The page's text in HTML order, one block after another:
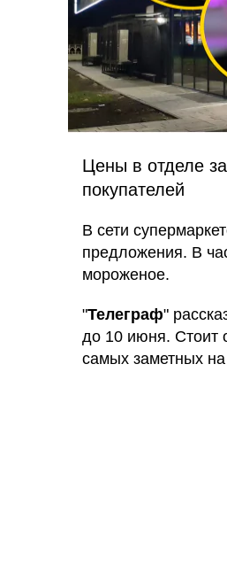
Цены в отделе
покупателей
В сети
предложения. В
мороженое.
"Телеграф"
до 10 июня. Стоит
самых заметных